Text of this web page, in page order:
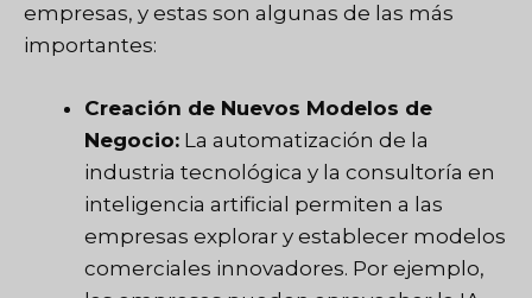
empresas, y estas son algunas de las más
importantes:
Creación de Nuevos Modelos de
Negocio: La automatización de la
industria tecnológica y la consultoría en
inteligencia artificial permiten a las
empresas explorar y establecer modelos
comerciales innovadores. Por ejemplo,